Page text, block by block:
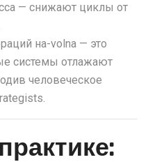
— снижают циклы от
на-volna — это
системы отлажают
человеческое